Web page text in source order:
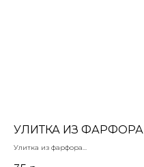
УЛИТКА ИЗ ФАРФОРА
Улитка из фарфора